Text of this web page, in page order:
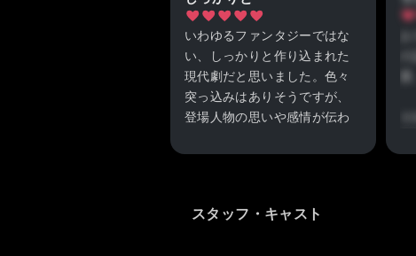
いわゆるファンタジーではな
い、しっかりと作り込まれた
現代劇だと思いました。色々
突っ込みはありそうですが、
登場人物の思いや感情が伝わ
る場面が多くて、なかなか心
----
結
スタッフ・キャスト